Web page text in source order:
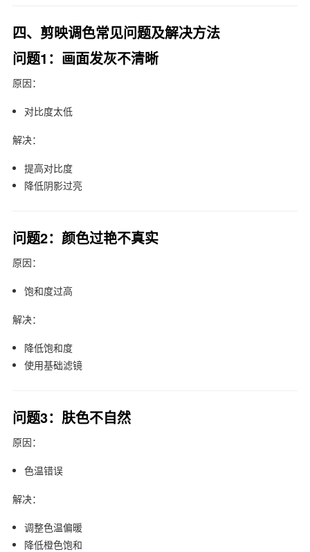
四、剪映调色常见问题及解决方法
问题1：画面发灰不清晰
原因：
对比度太低
解决：
提高对比度
降低阴影过亮
问题2：颜色过艳不真实
原因：
饱和度过高
解决：
降低饱和度
使用基础滤镜
问题3：肤色不自然
原因：
色温错误
解决：
调整色温偏暖
降低橙色饱和